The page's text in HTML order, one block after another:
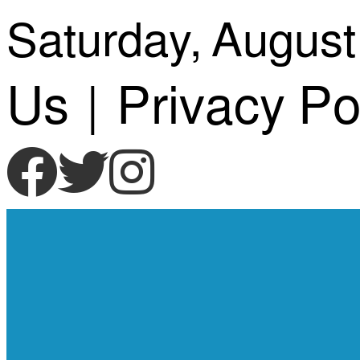
Skip
to
content
Saturday,
Us | Privacy